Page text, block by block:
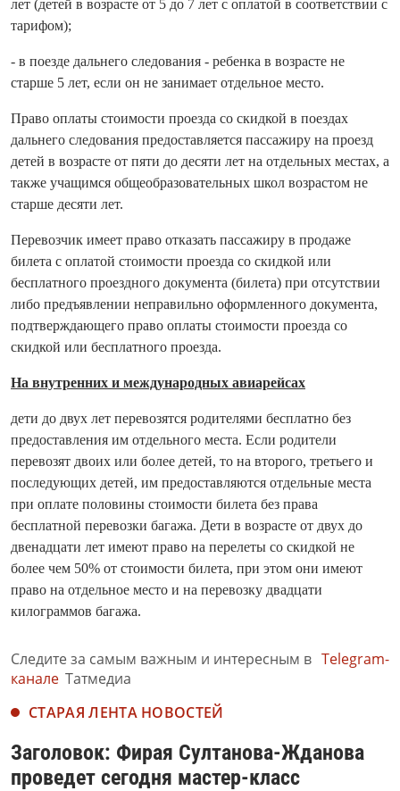
лет (детей в возрасте от 5 до 7 лет с оплатой в соответствии с
тарифом);
- в поезде дальнего следования - ребенка в возрасте не
старше 5 лет, если он не занимает отдельное место.
Право оплаты стоимости проезда со скидкой в поездах
дальнего следования предоставляется пассажиру на проезд
детей в возрасте от пяти до десяти лет на отдельных местах, а
также учащимся общеобразовательных школ возрастом не
старше десяти лет.
Перевозчик имеет право отказать пассажиру в продаже
билета с оплатой стоимости проезда со скидкой или
бесплатного проездного документа (билета) при отсутствии
либо предъявлении неправильно оформленного документа,
подтверждающего право оплаты стоимости проезда со
скидкой или бесплатного проезда.
На внутренних и международных авиарейсах
дети до двух лет перевозятся родителями бесплатно без
предоставления им отдельного места. Если родители
перевозят двоих или более детей, то на второго, третьего и
последующих детей, им предоставляются отдельные места
при оплате половины стоимости билета без права
бесплатной перевозки багажа. Дети в возрасте от двух до
двенадцати лет имеют право на перелеты со скидкой не
более чем 50% от стоимости билета, при этом они имеют
право на отдельное место и на перевозку двадцати
килограммов багажа.
Следите за самым важным и интересным в Telegram-
канале Татмедиа
СТАРАЯ ЛЕНТА НОВОСТЕЙ
Заголовок: Фирая Султанова-Жданова
проведет сегодня мастер-класс